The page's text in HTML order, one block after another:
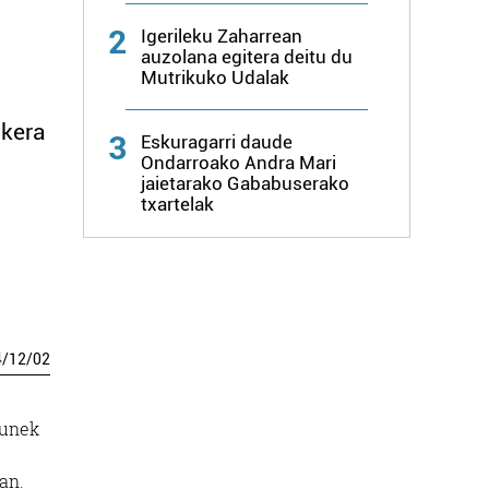
/12/02
2
Igerileku Zaharrean
auzolana egitera deitu du
Mutrikuko Udalak
3
Eskuragarri daude
Ondarroako Andra Mari
jaietarako Gababuserako
txartelak